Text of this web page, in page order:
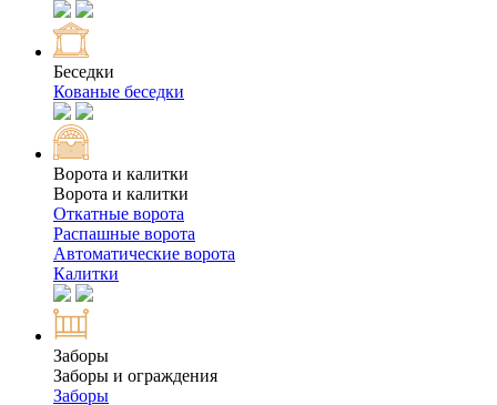
Беседки
Кованые беседки
Ворота и калитки
Ворота и калитки
Откатные ворота
Распашные ворота
Автоматические ворота
Калитки
Заборы
Заборы и ограждения
Заборы